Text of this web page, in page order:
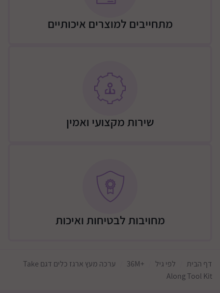
מתחייבים למוצרים איכותיים
שירות מקצועי ואמין
מחויבות לבטיחות ואיכות
דף הבית לפי גיל +36M
ערכה מעץ ארגז כלים דגם Take
Along Tool Kit